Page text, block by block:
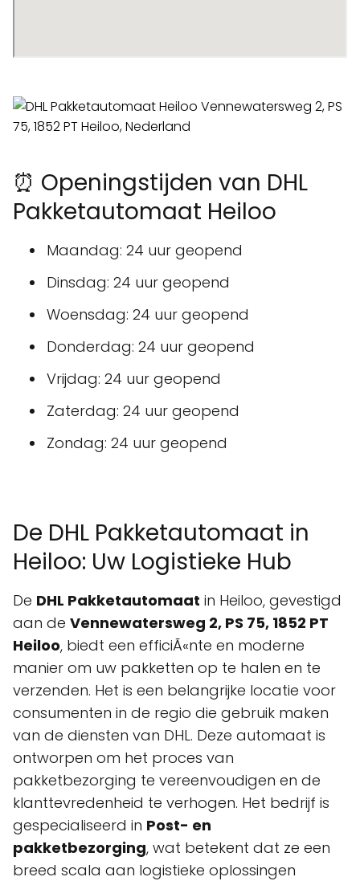
⏰ Openingstijden van DHL
Pakketautomaat Heiloo
Maandag: 24 uur geopend
Dinsdag: 24 uur geopend
Woensdag: 24 uur geopend
Donderdag: 24 uur geopend
Vrijdag: 24 uur geopend
Zaterdag: 24 uur geopend
Zondag: 24 uur geopend
De DHL Pakketautomaat in
Heiloo: Uw Logistieke Hub
De DHL Pakketautomaat in Heiloo, gevestigd
aan de Vennewatersweg 2, PS 75, 1852 PT
Heiloo, biedt een efficiÃ«nte en moderne
manier om uw pakketten op te halen en te
verzenden. Het is een belangrijke locatie voor
consumenten in de regio die gebruik maken
van de diensten van DHL. Deze automaat is
ontworpen om het proces van
pakketbezorging te vereenvoudigen en de
klanttevredenheid te verhogen. Het bedrijf is
gespecialiseerd in Post- en
pakketbezorging, wat betekent dat ze een
breed scala aan logistieke oplossingen